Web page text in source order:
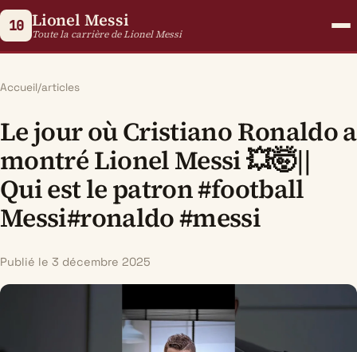
10 Lionel Messi
Toute la carrière de Lionel Messi
Accueil/articles
Le jour où Cristiano Ronaldo a
montré Lionel Messi 💥🤯||
Qui est le patron #football
Messi#ronaldo #messi
Publié le 3 décembre 2025